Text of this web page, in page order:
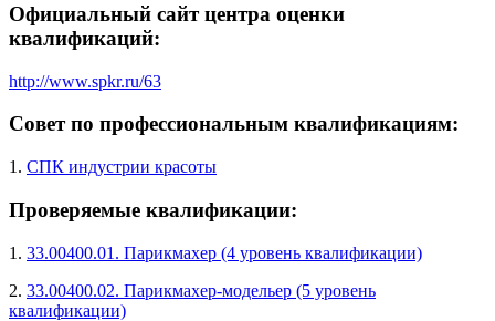
Официальный сайт центра оценки
квалификаций:
http://www.spkr.ru/63
Совет по профессиональным квалификациям:
1. СПК индустрии красоты
Проверяемые квалификации:
1. 33.00400.01. Парикмахер (4 уровень квалификации)
2. 33.00400.02. Парикмахер-модельер (5 уровень
квалификации)